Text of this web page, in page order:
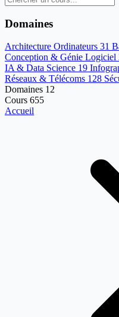
Domaines
Architecture Ordinateurs 31
Conception & Génie Logiciel
IA & Data Science 19
Réseaux & Télécoms 128
Domaines 12
Cours 655
Accueil